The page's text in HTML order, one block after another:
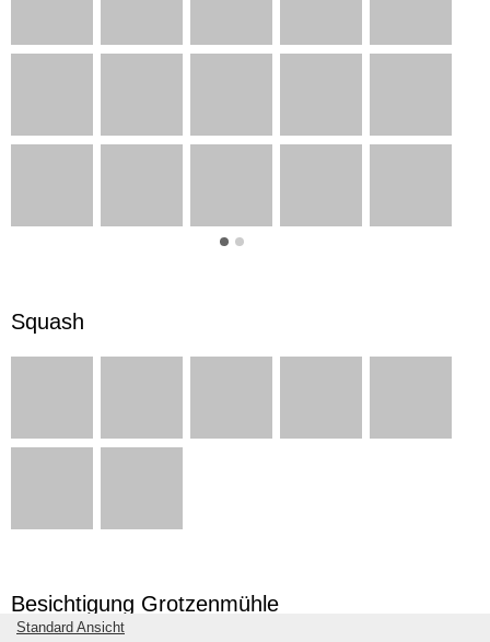
Squash
Besichtigung Grotzenmühle
Standard Ansicht